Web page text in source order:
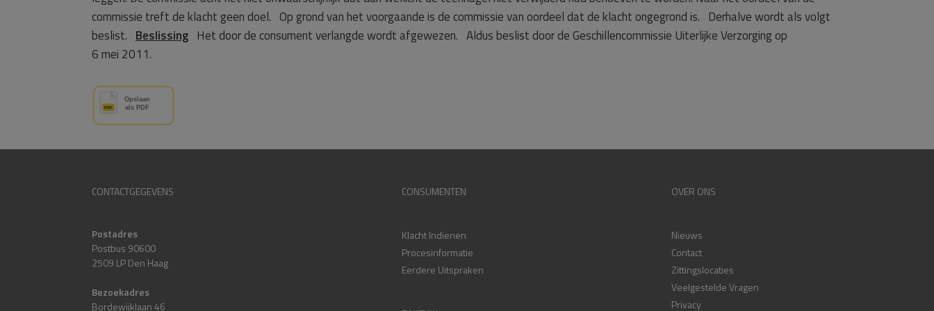
commissie treft de klacht geen doel. Op grond van het voorgaande is de commissie van oordeel dat de klacht ongegrond is. Derhalve wordt als volgt
beslist. Beslissing Het door de consument verlangde wordt afgewezen. Aldus beslist door de Geschillencommissie Uiterlijke Verzorging op
6 mei 2011.
CONTACTGEGEVENS
Postadres
Postbus 90600
2509 LP Den Haag
Bezoekadres
Bordewijklaan 46
CONSUMENTEN
Klacht Indienen
Procesinformatie
Eerdere Uitspraken
OVER ONS
Nieuws
Contact
Zittingslocaties
Veelgestelde Vragen
Privacy